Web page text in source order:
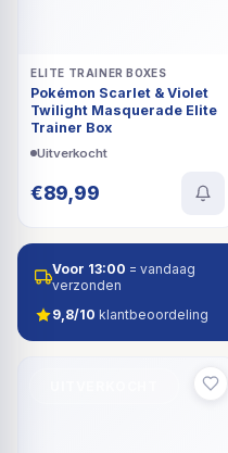
ELITE TRAINER BOXES
Pokémon Scarlet & Violet
Twilight Masquerade Elite
Trainer Box
Uitverkocht
€89,99
Voor 13:00 = vandaag
verzonden
9,8/10 klantbeoordeling